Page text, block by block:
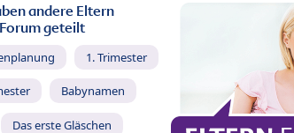
andere Eltern
geteilt
1. Trimester
Babynamen
Das erste Gläschen